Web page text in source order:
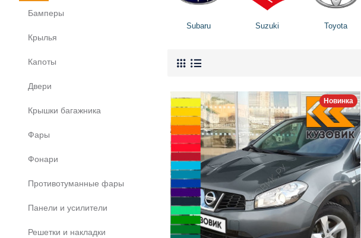
Бамперы
Крылья
Капоты
Двери
Крышки багажника
Фары
Фонари
Противотуманные фары
Панели и усилители
Решетки и накладки
Subaru Suzuki Toyota
Новинка